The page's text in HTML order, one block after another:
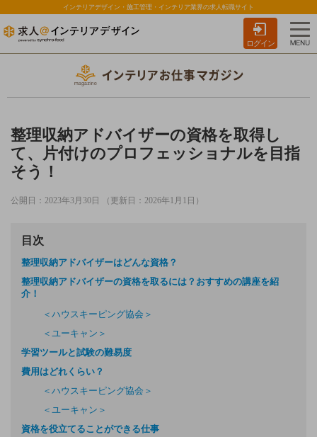
インテリアデザイン・施工管理・インテリア業界の求人転職サイト
ログイン
整理収納アドバイザーの資格を取得し
て、片付けのプロフェッショナルを目指
そう！
公開日：2023年3月30日 （更新日：2026年1月1日）
目次
整理収納アドバイザーはどんな資格？
整理収納アドバイザーの資格を取るには？おすすめの講座を紹
介！
＜ハウスキーピング協会＞
＜ユーキャン＞
学習ツールと試験の難易度
費用はどれくらい？
＜ハウスキーピング協会＞
＜ユーキャン＞
資格を役立てることができる仕事